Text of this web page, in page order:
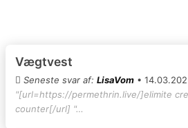
Vægtvest
Seneste svar af: LisaVom •
"[url=https://permethrin.live/]elimite
counter[/url] "…